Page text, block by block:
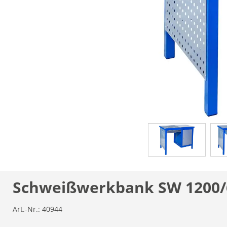
Schweißwerkbank SW
Art.-Nr.: 40944